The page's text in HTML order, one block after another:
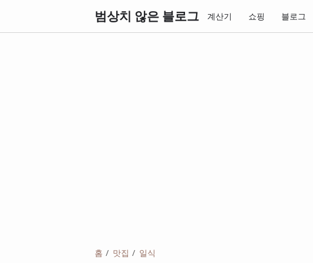
범상치 않은 블로그 계산기 쇼핑 블로그
홈 맛집 일식